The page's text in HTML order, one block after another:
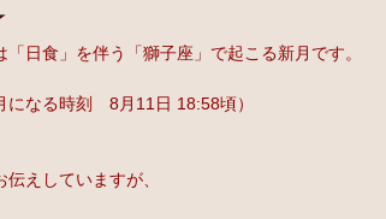
「日食」を伴う「獅子座」で起こる新月です。
になる時刻　8月11日 18:58頃）
伝えしていますが、